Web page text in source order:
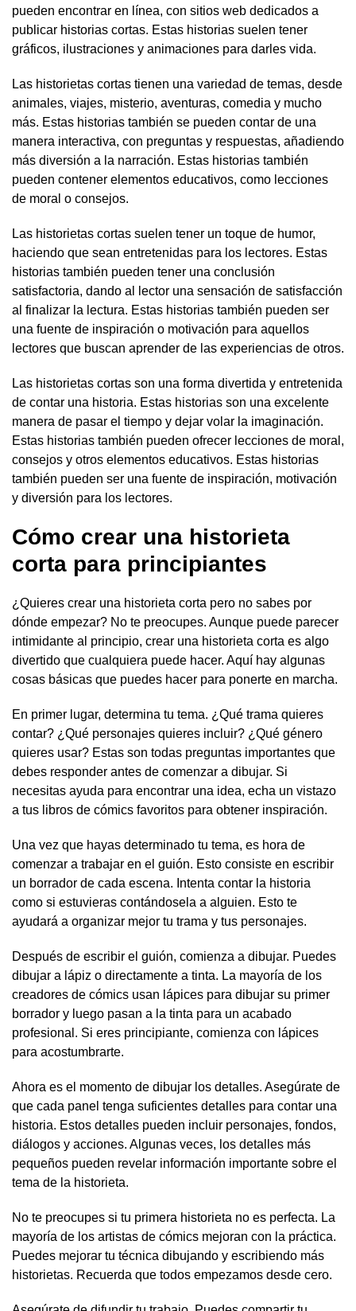
pueden encontrar en línea, con sitios web dedicados a
publicar historias cortas. Estas historias suelen tener
gráficos, ilustraciones y animaciones para darles vida.
Las historietas cortas tienen una variedad de temas, desde
animales, viajes, misterio, aventuras, comedia y mucho
más. Estas historias también se pueden contar de una
manera interactiva, con preguntas y respuestas, añadiendo
más diversión a la narración. Estas historias también
pueden contener elementos educativos, como lecciones
de moral o consejos.
Las historietas cortas suelen tener un toque de humor,
haciendo que sean entretenidas para los lectores. Estas
historias también pueden tener una conclusión
satisfactoria, dando al lector una sensación de satisfacción
al finalizar la lectura. Estas historias también pueden ser
una fuente de inspiración o motivación para aquellos
lectores que buscan aprender de las experiencias de otros.
Las historietas cortas son una forma divertida y entretenida
de contar una historia. Estas historias son una excelente
manera de pasar el tiempo y dejar volar la imaginación.
Estas historias también pueden ofrecer lecciones de moral,
consejos y otros elementos educativos. Estas historias
también pueden ser una fuente de inspiración, motivación
y diversión para los lectores.
Cómo crear una historieta
corta para principiantes
¿Quieres crear una historieta corta pero no sabes por
dónde empezar? No te preocupes. Aunque puede parecer
intimidante al principio, crear una historieta corta es algo
divertido que cualquiera puede hacer. Aquí hay algunas
cosas básicas que puedes hacer para ponerte en marcha.
En primer lugar, determina tu tema. ¿Qué trama quieres
contar? ¿Qué personajes quieres incluir? ¿Qué género
quieres usar? Estas son todas preguntas importantes que
debes responder antes de comenzar a dibujar. Si
necesitas ayuda para encontrar una idea, echa un vistazo
a tus libros de cómics favoritos para obtener inspiración.
Una vez que hayas determinado tu tema, es hora de
comenzar a trabajar en el guión. Esto consiste en escribir
un borrador de cada escena. Intenta contar la historia
como si estuvieras contándosela a alguien. Esto te
ayudará a organizar mejor tu trama y tus personajes.
Después de escribir el guión, comienza a dibujar. Puedes
dibujar a lápiz o directamente a tinta. La mayoría de los
creadores de cómics usan lápices para dibujar su primer
borrador y luego pasan a la tinta para un acabado
profesional. Si eres principiante, comienza con lápices
para acostumbrarte.
Ahora es el momento de dibujar los detalles. Asegúrate de
que cada panel tenga suficientes detalles para contar una
historia. Estos detalles pueden incluir personajes, fondos,
diálogos y acciones. Algunas veces, los detalles más
pequeños pueden revelar información importante sobre el
tema de la historieta.
No te preocupes si tu primera historieta no es perfecta. La
mayoría de los artistas de cómics mejoran con la práctica.
Puedes mejorar tu técnica dibujando y escribiendo más
historietas. Recuerda que todos empezamos desde cero.